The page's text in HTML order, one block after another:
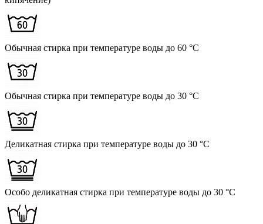
Обычная стирка при температуре воды до 60 °C
Обычная стирка при температуре воды до 30 °C
Деликатная стирка при температуре воды до 30 °C
Особо деликатная стирка при температуре воды до 30 °C